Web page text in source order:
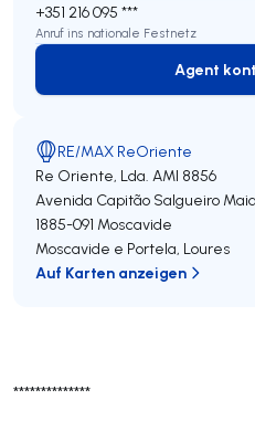
**************
+351 216 095 ***
Anruf ins nationale Festnetz
Agent
RE/MAX ReOriente
Re Oriente, Lda. AMI 8856
Avenida Capitão Salgueiro
1885-091 Moscavide
Moscavide e Portela, Loures
Auf Karten anzeigen